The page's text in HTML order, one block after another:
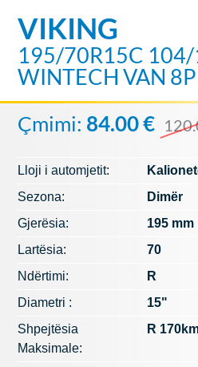
VIKING
195/70R15C
WINTECH VAN
Çmimi: 84.00 €
Lloji i automjetit:
Sezona:
Dimër
Gjerësia:
195 mm
Lartësia:
70
Ndërtimi:
R
Diametri :
15"
Shpejtësia
Maksimale:
R